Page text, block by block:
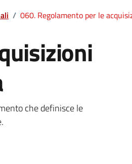
/ 060. Regolamento per le
che definisce le